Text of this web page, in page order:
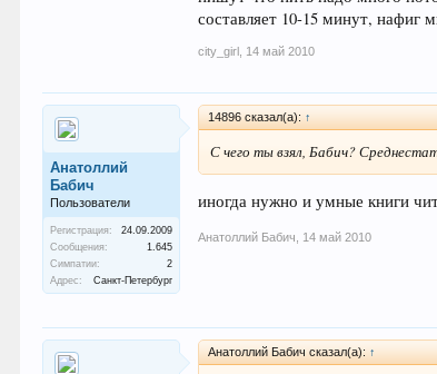
составляет 10-15 минут, нафиг
city_girl 14 май 2010
Анатоллий
Бабич
Пользователи
Регистрация:
24.09.2009
Сообщения:
1.645
Симпатии:
2
Адрес:
Санкт-Петербург
14896 сказал(а): ↑
С чего ты взял, Бабич?
иногда нужно и умные книги
Анатоллий Бабич 14 май 2010
Анатоллий Бабич сказал(а): ↑